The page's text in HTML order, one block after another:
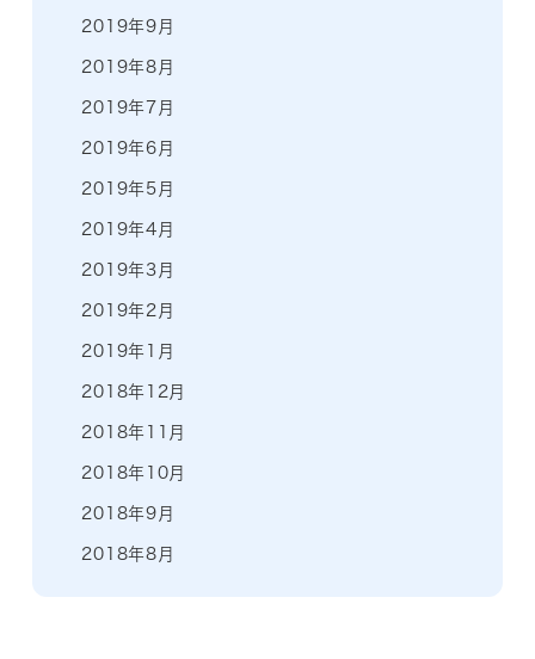
2019年9月
2019年8月
2019年7月
2019年6月
2019年5月
2019年4月
2019年3月
2019年2月
2019年1月
2018年12月
2018年11月
2018年10月
2018年9月
2018年8月